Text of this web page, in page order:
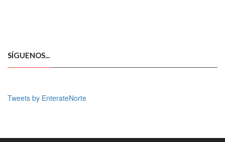
SÍGUENOS...
Tweets by EnterateNorte